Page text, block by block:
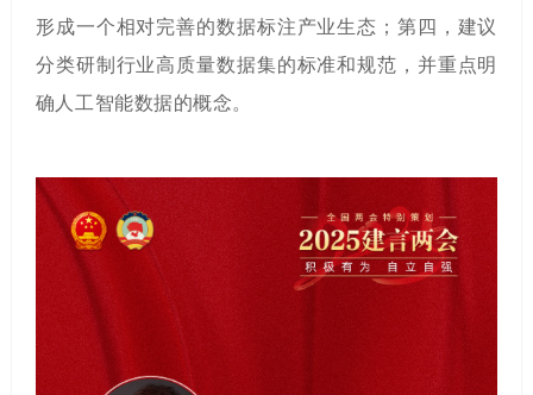
形成一个相对完善的数据标注产业生态；第四，建议
分类研制行业高质量数据集的标准和规范，并重点明
确人工智能数据的概念。